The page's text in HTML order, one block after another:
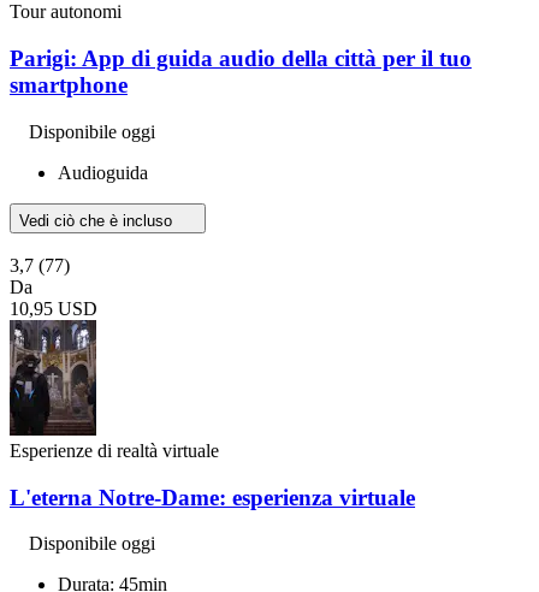
Tour autonomi
Parigi: App di guida audio della città per il tuo
smartphone
Disponibile oggi
Audioguida
Vedi ciò che è incluso
3,7 (77)
Da
10,95 USD
Esperienze di realtà virtuale
L'eterna Notre-Dame: esperienza virtuale
Disponibile oggi
Durata: 45min